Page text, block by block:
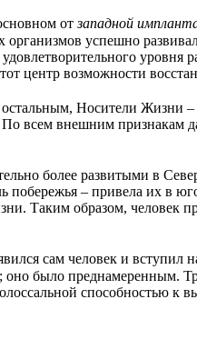
отзападной
организмов успешно
уровня
центр возможности
Носители Жизни
всем внешним признакам
более развитыми в
побережья – привела их в
Таким образом, человек
сам человек и
было преднамеренным.
способностью к